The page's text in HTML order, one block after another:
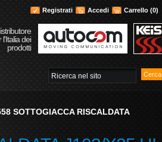
l'Italia dei
prodotti
Registrati Accedi Carrello (0)
SOTTOGIACCA RISCALDATA